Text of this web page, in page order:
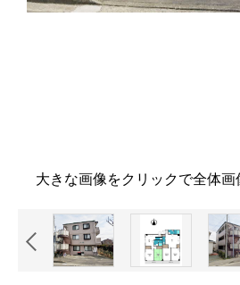
大きな画像をクリックで全体画